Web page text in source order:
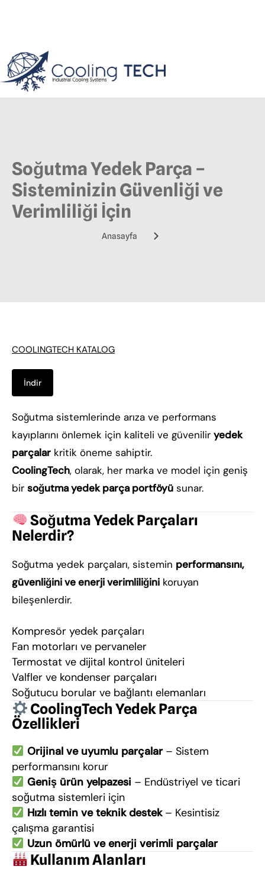
Soğutma Yedek Parça –
Sisteminizin Güvenliği ve
Verimliliği İçin
Anasayfa
COOLINGTECH KATALOG
İndir
Soğutma sistemlerinde arıza ve performans
kayıplarını önlemek için kaliteli ve güvenilir yedek
parçalar kritik öneme sahiptir.
CoolingTech, olarak, her marka ve model için geniş
bir soğutma yedek parça portföyü sunar.
Soğutma Yedek Parçaları
Nelerdir?
Soğutma yedek parçaları, sistemin performansını,
güvenliğini ve enerji verimliliğini koruyan
bileşenlerdir.
Kompresör yedek parçaları
Fan motorları ve pervaneler
Termostat ve dijital kontrol üniteleri
Valfler ve kondenser parçaları
Soğutucu borular ve bağlantı elemanları
CoolingTech Yedek Parça
Özellikleri
Orijinal ve uyumlu parçalar– Sistem
performansını korur
Geniş ürün yelpazesi– Endüstriyel ve ticari
soğutma sistemleri için
Hızlı temin ve teknik destek– Kesintisiz
çalışma garantisi
Uzun ömürlü ve enerji verimli parçalar
Kullanım Alanları